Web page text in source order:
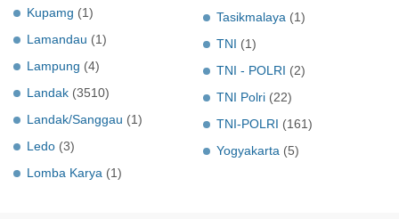
Kupamg (1)
Lamandau (1)
Lampung (4)
Landak (3510)
Landak/Sanggau (1)
Ledo (3)
Lomba Karya (1)
Tasikmalaya (1)
TNI (1)
TNI - POLRI (2)
TNI Polri (22)
TNI-POLRI (161)
Yogyakarta (5)